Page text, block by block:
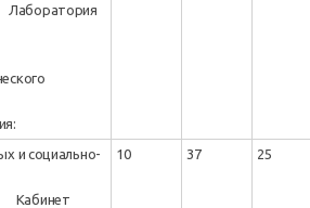
и социально-
10 37 25